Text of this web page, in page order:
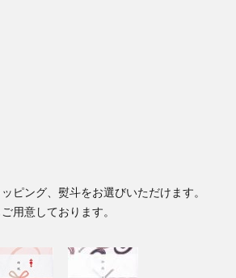
ピング、熨斗をお選びいただけます。
用意しております。